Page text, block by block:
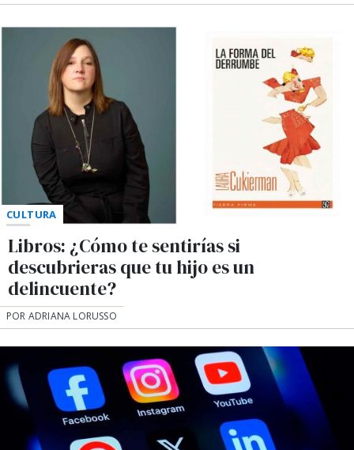
CULTURA
Libros: ¿Cómo te sentirías si
descubrieras que tu hijo es un
delincuente?
POR ADRIANA LORUSSO